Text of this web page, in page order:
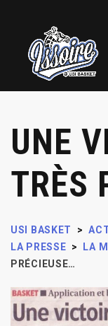
UNE
TRÈS
USI BASKET >
LA PRESSE > LA
PRÉCIEUSE…